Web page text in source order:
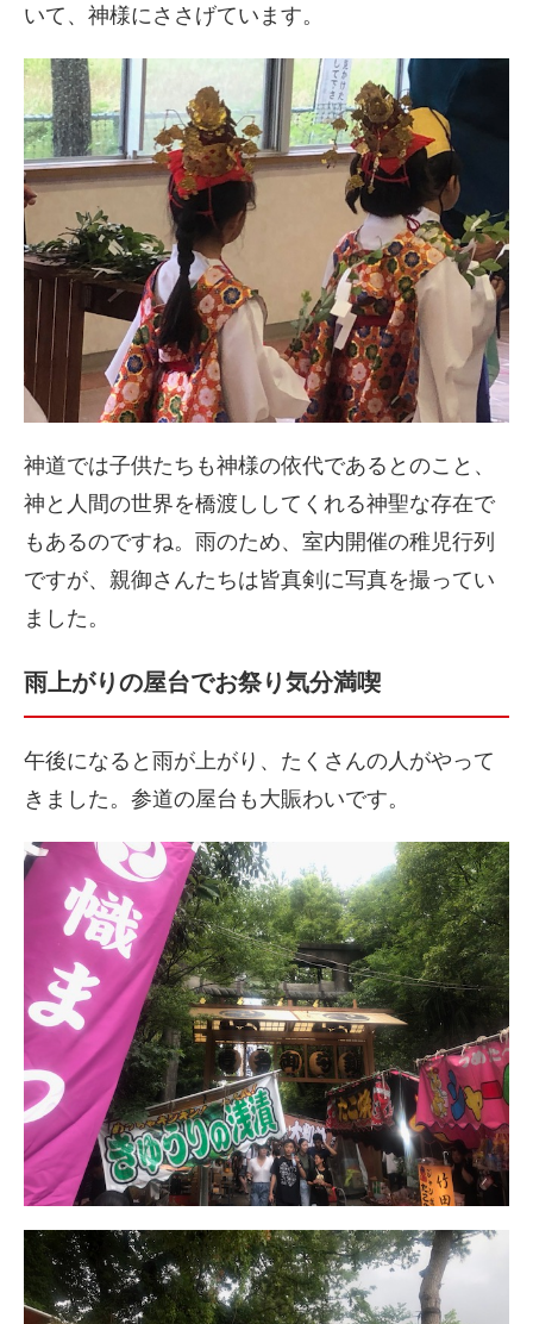
いて、神様にささげています。
神道では子供たちも神様の依代であるとのこと、
神と人間の世界を橋渡ししてくれる神聖な存在で
もあるのですね。雨のため、室内開催の稚児行列
ですが、親御さんたちは皆真剣に写真を撮ってい
ました。
雨上がりの屋台でお祭り気分満喫
午後になると雨が上がり、たくさんの人がやって
きました。参道の屋台も大賑わいです。